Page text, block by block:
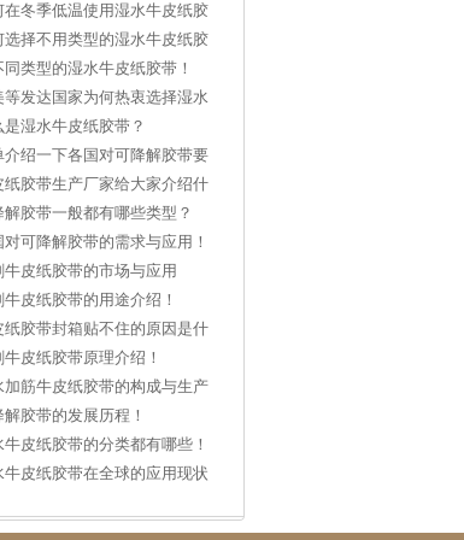
在冬季低温使用湿水牛皮纸胶
选择不用类型的湿水牛皮纸胶
同类型的湿水牛皮纸胶带！
等发达国家为何热衷选择湿水
纸胶带包
是湿水牛皮纸胶带？
介绍一下各国对可降解胶带要
标准！
纸胶带生产厂家给大家介绍什
湿水胶带
解胶带一般都有哪些类型？
对可降解胶带的需求与应用！
牛皮纸胶带的市场与应用
牛皮纸胶带的用途介绍！
纸胶带封箱贴不住的原因是什
牛皮纸胶带原理介绍！
加筋牛皮纸胶带的构成与生产
!
解胶带的发展历程！
牛皮纸胶带的分类都有哪些！
牛皮纸胶带在全球的应用现状